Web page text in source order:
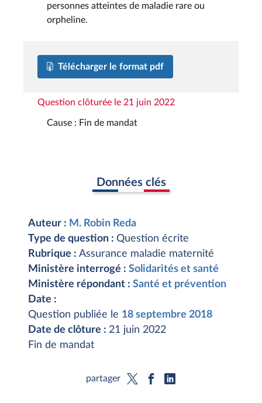
personnes atteintes de maladie rare ou
orpheline.
Télécharger le format pdf
Question clôturée le 21 juin 2022
Cause : Fin de mandat
Données clés
Auteur : M. Robin Reda
Type de question : Question écrite
Rubrique : Assurance maladie maternité
Ministère interrogé : Solidarités et santé
Ministère répondant : Santé et prévention
Date :
Question publiée le 18 septembre 2018
Date de clôture : 21 juin 2022
Fin de mandat
partager